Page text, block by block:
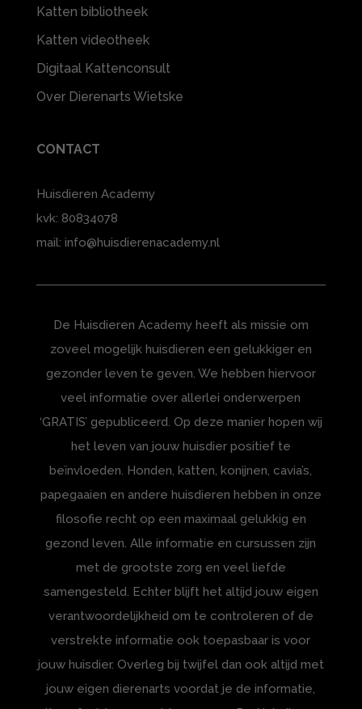
Katten bibliotheek
Katten videotheek
Digitaal Kattenconsult
Over Dierenarts Wietske
CONTACT
Huisdieren Academy
kvk: 80834078
mail: info@huisdierenacademy.nl
De Huisdieren Academy heeft als missie om
zoveel mogelijk huisdieren een gelukkiger en
gezonder leven te geven. We hebben hiervoor
veel informatie over allerlei onderwerpen
‘GRATIS’ gepubliceerd. Op deze manier hopen wij
het leven van jouw huisdier positief te
beïnvloeden. Honden, katten, konijnen, cavia’s,
papegaaien en andere huisdieren hebben in onze
filosofie recht op een maximaal gelukkig en
gezond leven. Alle informatie en cursussen zijn
met de grootste zorg en veel liefde
samengesteld. Echter blijft het altijd jouw eigen
verantwoordelijkheid om te controleren of de
verstrekte informatie ook toepasbaar is voor
jouw huisdier. Overleg bij twijfel dan ook altijd met
jouw eigen dierenarts voordat je de informatie,